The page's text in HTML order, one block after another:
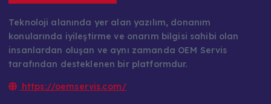
Teknoloji alanında yer alan yazılım, donanım
konularında iyileştirme ve onarım bilgisi sahibi olan
insanlardan oluşan ve aynı zamanda OEM Servis
tarafından desteklenen bir platformdur.
https://oemservis.com/